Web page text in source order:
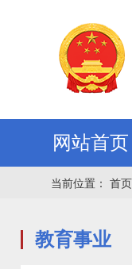
网站首页
当前位置： 首页
教育事业